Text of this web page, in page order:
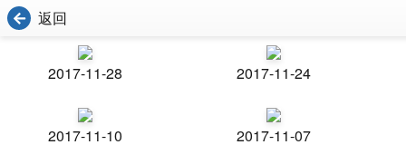
返回
2017-11-28 2017-11-24
2017-11-10 2017-11-07